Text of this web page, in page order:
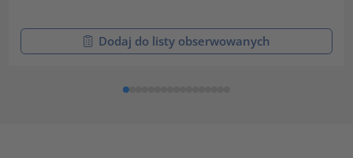
Dodaj do listy obserwowanych